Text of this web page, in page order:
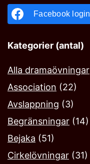
Facebook login
Kategorier (antal)
Alla dramaövningar
Association (22)
Avslappning (3)
Begränsningar (14)
Bejaka‎ (51)
Cirkelövningar (31)